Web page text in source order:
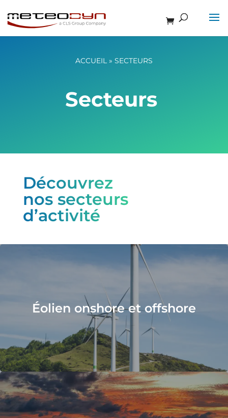
ACCUEIL» SECTEURS
Secteurs
Découvrez
nos secteurs
d’activité
Éolien onshore et offshore